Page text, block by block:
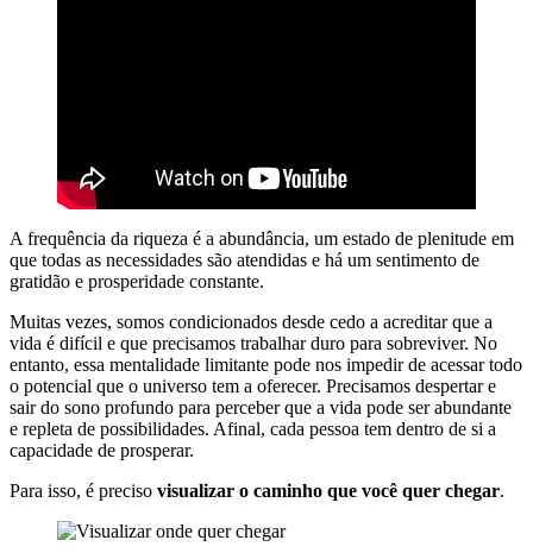
A frequência da riqueza é a abundância, um estado de plenitude em
que todas as necessidades são atendidas e há um sentimento de
gratidão e prosperidade constante.
Muitas vezes, somos condicionados desde cedo a acreditar que a
vida é difícil e que precisamos trabalhar duro para sobreviver. No
entanto, essa mentalidade limitante pode nos impedir de acessar todo
o potencial que o universo tem a oferecer. Precisamos despertar e
sair do sono profundo para perceber que a vida pode ser abundante
e repleta de possibilidades. Afinal, cada pessoa tem dentro de si a
capacidade de prosperar.
Para isso, é preciso visualizar o caminho que você quer chegar.